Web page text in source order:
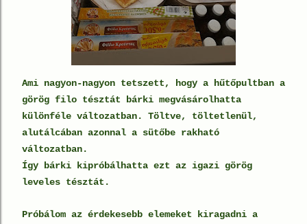
Ami nagyon-nagyon tetszett, hogy a hűtőpultban a
görög filo tésztát bárki megvásárolhatta
különféle változatban. Töltve, töltetlenül,
alutálcában azonnal a sütőbe rakható
változatban.
Így bárki kipróbálhatta ezt az igazi görög
leveles tésztát.
Próbálom az érdekesebb elemeket kiragadni a